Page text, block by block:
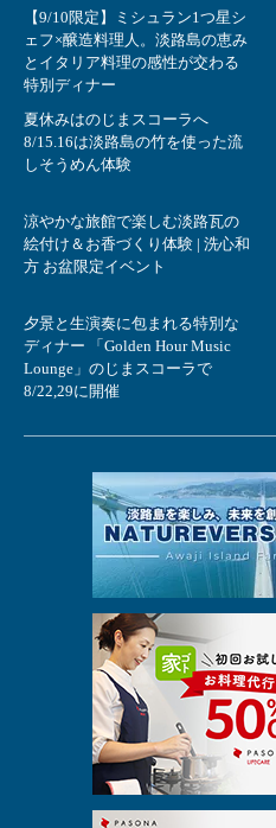
【9/10限定】ミシュラン1つ星シ
ェフ×醸造料理人。淡路島の恵み
とイタリア料理の感性が交わる
特別ディナー
夏休みはのじまスコーラへ
8/15.16は淡路島の竹を使った流
しそうめん体験
涼やかな旅館で楽しむ淡路瓦の
絵付け＆お香づくり体験 | 洗心和
方 お盆限定イベント
夕景と生演奏に包まれる特別な
ディナー 「Golden Hour Music
Lounge」のじまスコーラで
8/22,29に開催